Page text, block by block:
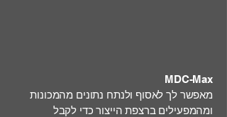
MDC-Max
מאפשר לך לאסוף ולנתח נתונים מהמכונות
ומהמפעילים ברצפת הייצור כדי לקבל